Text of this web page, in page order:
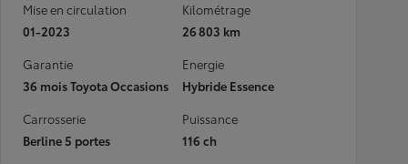
Mise en circulation
01-2023
Kilométrage
26 803 km
Garantie
36 mois Toyota Occasions
Energie
Hybride Essence
Carrosserie
Berline 5 portes
Puissance
116 ch